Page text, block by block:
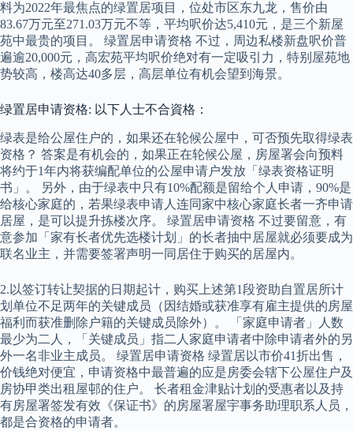
料为2022年最焦点的绿置居项目，位处市区东九龙，售价由
83.67万元至271.03万元不等，平均呎价达5,410元，是三个新屋
苑中最贵的项目。 绿置居申请资格 不过，周边私楼新盘呎价普
遍逾20,000元，高宏苑平均呎价绝对有一定吸引力，特别屋苑地
势较高，楼高达40多层，高层单位有机会望到海景。
绿置居申请资格: 以下人士不合資格：
绿表是给公屋住户的，如果还在轮候公屋中，可否预先取得绿表
资格？ 答案是有机会的，如果正在轮候公屋，房屋署会向预料
将约于1年内将获编配单位的公屋申请户发放「绿表资格证明
书」。 另外，由于绿表中只有10%配额是留给个人申请，90%是
给核心家庭的，若果绿表申请人连同家中核心家庭长者一齐申请
居屋，是可以提升拣楼次序。 绿置居申请资格 不过要留意，有
意参加「家有长者优先选楼计划」的长者抽中居屋就必须要成为
联名业主，并需要签署声明一同居住于购买的居屋内。
2.以签订转让契据的日期起计，购买上述第1段资助自置居所计
划单位不足两年的关键成员（因结婚或获准享有雇主提供的房屋
福利而获准删除户籍的关键成员除外）。 「家庭申请者」人数
最少为二人，「关键成员」指二人家庭申请者中除申请者外的另
外一名非业主成员。 绿置居申请资格 绿置居以市价41折出售，
价钱绝对便宜，申请资格中最普遍的应是房委会辖下公屋住户及
房协甲类出租屋邨的住户。 长者租金津贴计划的受惠者以及持
有房屋署签发有效《保证书》的房屋署屋宇事务助理职系人员，
都是合资格的申请者。